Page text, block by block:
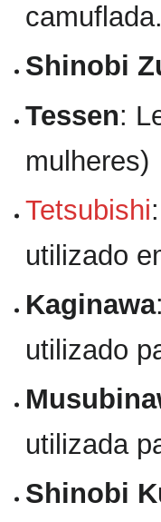
Shinobi
Tessen:
mulheres)
Tetsubishi
utilizado
Kaginawa
utilizado
utilizada
Shinobi